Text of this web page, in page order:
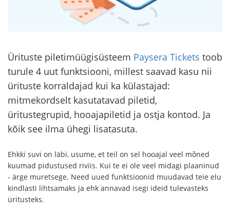
Ürituste piletimüügisüsteem Paysera Tickets toob
turule 4 uut funktsiooni, millest saavad kasu nii
ürituste korraldajad kui ka külastajad:
mitmekordselt kasutatavad piletid,
üritustegrupid, hooajapiletid ja ostja kontod. Ja
kõik see ilma ühegi lisatasuta.
Ehkki suvi on läbi, usume, et teil on sel hooajal veel mõned
kuumad pidustused riviis. Kui te ei ole veel midagi plaaninud
- ärge muretsege. Need uued funktsioonid muudavad teie elu
kindlasti lihtsamaks ja ehk annavad isegi ideid tulevasteks
üritusteks.